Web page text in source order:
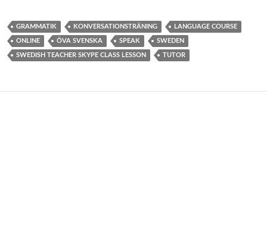
GRAMMATIK KONVERSATIONSTRÄNING LANGUAGE COURSE
ONLINE ÖVA SVENSKA SPEAK SWEDEN
SWEDISH TEACHER SKYPE CLASS LESSON TUTOR